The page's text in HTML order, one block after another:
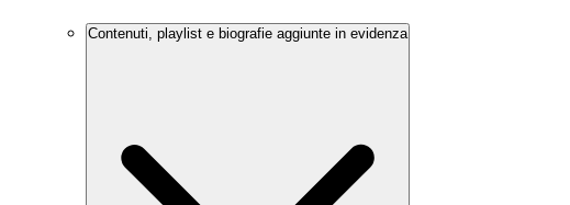
Contenuti, playlist e biografie aggiunte in evidenza